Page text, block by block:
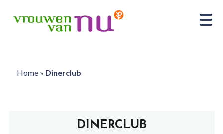
Home» Dinerclub
DINERCLUB